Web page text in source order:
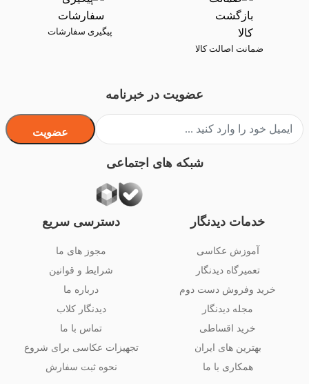
ضمانت اصالت کالا
پیگیری سفارشات
خدمات دیدنگار
آموزش عکاسی
تعمیرگاه دیدنگار
خرید وفروش دست دوم
مجله دیدنگار
خرید اقساطی
بهترین های ایران
همکاری با ما
دسترسی سریع
مجوز های ما
شرایط و قوانین
درباره ما
دیدنگار کلاب
تماس با ما
تجهیزات عکاسی برای شروع
نحوه ثبت سفارش
عضویت در خبرنامه
عضویت
شبکه های اجتماعی